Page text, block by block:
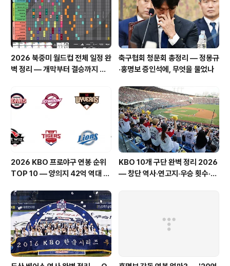
2026 북중미 월드컵 전체 일정 완
벽 정리 — 개막부터 결승까지 한
축구협회 청문회 총정리 — 정몽규
·홍명보 증인석에, 무엇을 물었나
2026 KBO 프로야구 연봉 순위
TOP 10 — 양의지 42억 역대 최
KBO 10개 구단 완벽 정리 2026
— 창단 역사·연고지·우승 횟수·팬